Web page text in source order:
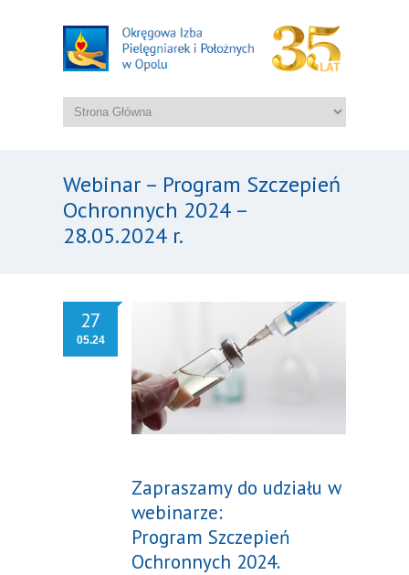
Webinar – Program Szczepień
Ochronnych 2024 –
28.05.2024 r.
27
05.24
Zapraszamy do udziału w
webinarze:
Program Szczepień
Ochronnych 2024.